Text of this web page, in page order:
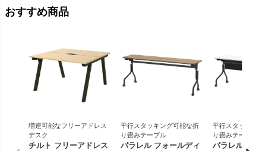
おすすめ商品
増連可能なフリーアドレス
デスク
チルト フリーアドレス
平行スタッキング可能な折
り畳みテーブル
パラレル フォールディ
平行スタッキン
り畳みテーブル
パラレル フォ